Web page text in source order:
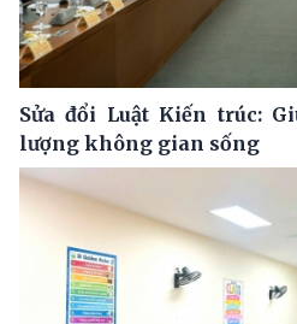
Sửa đổi Luật Kiến trúc:
lượng không gian sống